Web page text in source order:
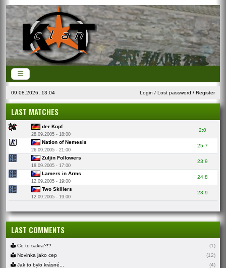
09.08.2026, 13:04 Login / Lost password / Register
LAST MATCHES
der Kopf
28.09.2005 - 18:00
2:0
Nation of Nemesis
26.09.2005 - 21:00
25:7
Zuljin Followers
18.09.2005 - 17:00
23:9
Lamers in Arms
12.09.2005 - 19:00
24:8
Two Skillers
12.09.2005 - 19:00
23:9
LAST COMMENTS
Co to sakra?!?
(1)
Novinka jako cep
(12)
Jak to bylo krásné...
(4)